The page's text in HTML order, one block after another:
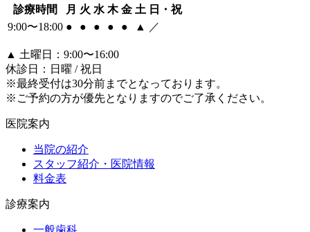
診療時間 月 火 水 木 金 土 日・祝
9:00〜18:00 ● ● ● ● ● ▲ ／
▲ 土曜日：9:00〜16:00
休診日：日曜 / 祝日
※最終受付は30分前までとなっております。
※ご予約の方が優先となりますのでご了承ください。
医院案内
当院の紹介
スタッフ紹介・医院情報
料金表
診療案内